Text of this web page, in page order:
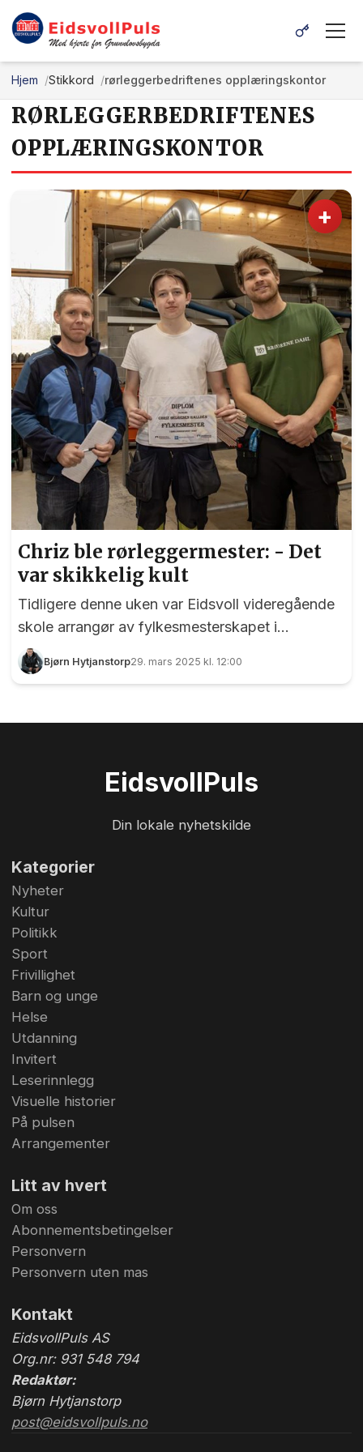
Hjem Stikkord rørleggerbedriftenes opplæringskontor
RØRLEGGERBEDRIFTENES
OPPLÆRINGSKONTOR
+
Chriz ble rørleggermester: - Det
var skikkelig kult
Tidligere denne uken var Eidsvoll videregående
skole arrangør av fylkesmesterskapet i
rørleggerfag. Seks elever fra Eidsvoll, Skedsmo
og Nesbru knivet om seieren, og det skulle vise
Bjørn Hytjanstorp29. mars 2025 kl. 12:00
EidsvollPuls
Din lokale nyhetskilde
Kategorier
Nyheter
Kultur
Politikk
Sport
Frivillighet
Barn og unge
Helse
Utdanning
Invitert
Leserinnlegg
Visuelle historier
På pulsen
Arrangementer
Litt av hvert
Om oss
Abonnementsbetingelser
Personvern
Personvern uten mas
Kontakt
EidsvollPuls AS
Org.nr: 931 548 794
Redaktør:
Bjørn Hytjanstorp
post@eidsvollpuls.no